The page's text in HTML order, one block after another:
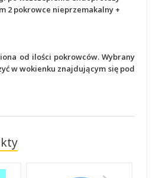
2 pokrowce nieprzemakalny +
od ilości pokrowców. Wybrany
w wokienku znajdującym się pod